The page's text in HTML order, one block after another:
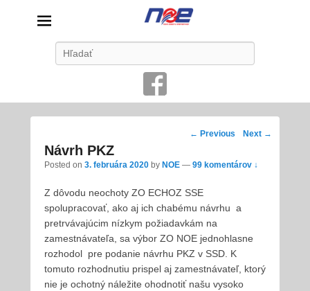
Nové odbory energetikov
Post
← Previous Next →
Návrh PKZ
Posted on 3. februára 2020 by NOE — 99 komentárov ↓
Z dôvodu neochoty ZO ECHOZ SSE
spolupracovať, ako aj ich chabému návrhu a
pretrvávajúcim nízkym požiadavkám na
zamestnávateľa, sa výbor ZO NOE jednohlasne
rozhodol pre podanie návrhu PKZ v SSD. K
tomuto rozhodnutiu prispel aj zamestnávateľ, ktorý
nie je ochotný náležite ohodnotiť našu vysoko